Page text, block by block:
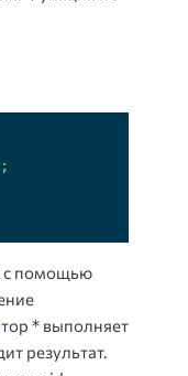
с помощью
* выполняет
результат.